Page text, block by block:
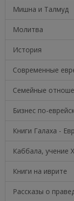
Мишна и Талмуд
Молитва
История
Современные
Семейные
Бизнес по-
Книги Галаха -
Каббала, учение
Книги на иврите
Рассказы о